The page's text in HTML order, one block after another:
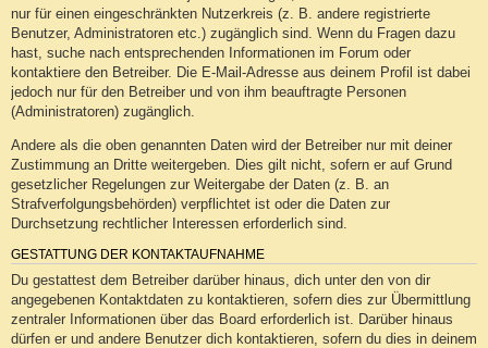
nur für einen eingeschränkten Nutzerkreis (z. B. andere registrierte
Benutzer, Administratoren etc.) zugänglich sind. Wenn du Fragen dazu
hast, suche nach entsprechenden Informationen im Forum oder
kontaktiere den Betreiber. Die E-Mail-Adresse aus deinem Profil ist dabei
jedoch nur für den Betreiber und von ihm beauftragte Personen
(Administratoren) zugänglich.
Andere als die oben genannten Daten wird der Betreiber nur mit deiner
Zustimmung an Dritte weitergeben. Dies gilt nicht, sofern er auf Grund
gesetzlicher Regelungen zur Weitergabe der Daten (z. B. an
Strafverfolgungsbehörden) verpflichtet ist oder die Daten zur
Durchsetzung rechtlicher Interessen erforderlich sind.
GESTATTUNG DER KONTAKTAUFNAHME
Du gestattest dem Betreiber darüber hinaus, dich unter den von dir
angegebenen Kontaktdaten zu kontaktieren, sofern dies zur Übermittlung
zentraler Informationen über das Board erforderlich ist. Darüber hinaus
dürfen er und andere Benutzer dich kontaktieren, sofern du dies in deinem